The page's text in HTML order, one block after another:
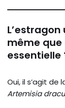
même que
essentielle
Oui, il s’agit
Artemisia